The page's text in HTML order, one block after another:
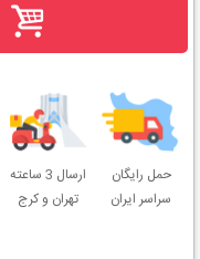
حمل رایگان
سراسر ایران
ارسال 3 ساعته
تهران و کرج